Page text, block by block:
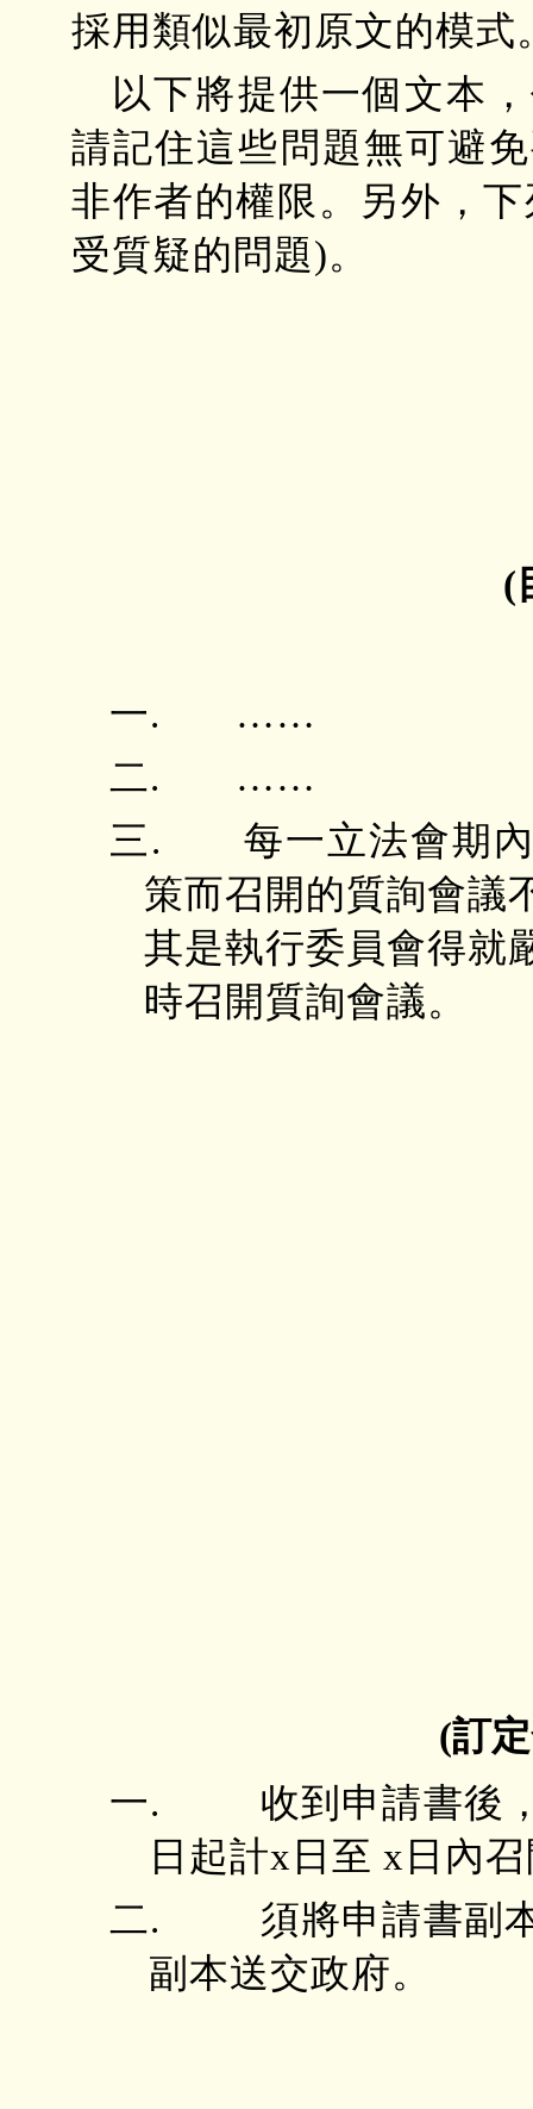
採用類似最初原文的模式
以下將提供一個文本
請記住這些問題無可避
非作者的權限。另外，
受質疑的問題)。
(
一. ……
二. ……
三. 每一立法會期內
策而召開的質詢會議
其是執行委員會得就
時召開質詢會議。
(訂
一. 收到申請書後，
日起計x日至 x日內
二. 須將申請書副本
副本送交政府。